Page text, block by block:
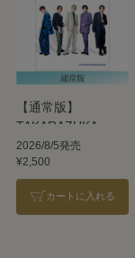
【通常版】
TAKARAZUKA
REVUE 2026
2026/8/5発売
¥2,500
カートに入れる